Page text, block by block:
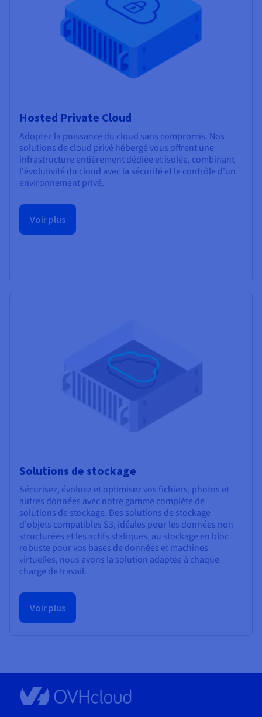
Hosted Private Cloud
Adoptez la puissance du cloud sans compromis. Nos
solutions de cloud privé hébergé vous offrent une
infrastructure entièrement dédiée et isolée, combinant
l'évolutivité du cloud avec la sécurité et le contrôle d'un
environnement privé.
Voir plus
Solutions de stockage
Sécurisez, évoluez et optimisez vos fichiers, photos et
autres données avec notre gamme complète de
solutions de stockage. Des solutions de stockage
d'objets compatibles S3, idéales pour les données non
structurées et les actifs statiques, au stockage en bloc
robuste pour vos bases de données et machines
virtuelles, nous avons la solution adaptée à chaque
charge de travail.
Voir plus